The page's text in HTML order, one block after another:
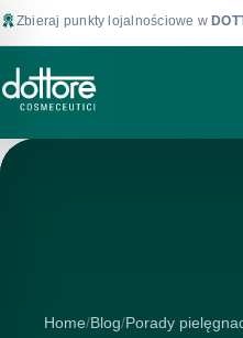
Zbieraj punkty lojalnościowe w
Home Blog Porady